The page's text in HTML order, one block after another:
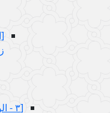
[٣ - الواجب النفسي و الواجب الغيري‏]